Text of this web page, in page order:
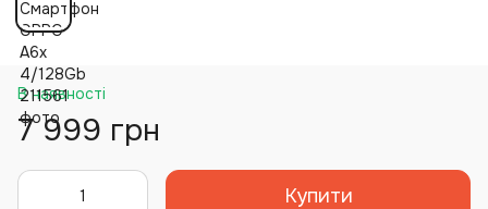
В наявності
7 999 грн
Купити